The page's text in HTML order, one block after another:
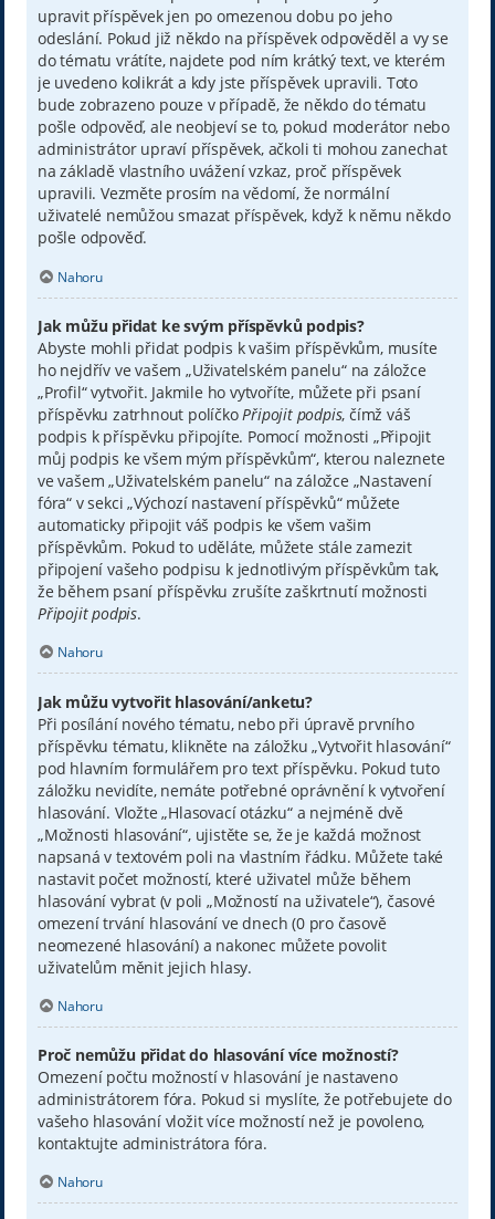
upravit příspěvek jen po omezenou dobu po jeho
odeslání. Pokud již někdo na příspěvek odpověděl a vy se
do tématu vrátíte, najdete pod ním krátký text, ve kterém
je uvedeno kolikrát a kdy jste příspěvek upravili. Toto
bude zobrazeno pouze v případě, že někdo do tématu
pošle odpověď, ale neobjeví se to, pokud moderátor nebo
administrátor upraví příspěvek, ačkoli ti mohou zanechat
na základě vlastního uvážení vzkaz, proč příspěvek
upravili. Vezměte prosím na vědomí, že normální
uživatelé nemůžou smazat příspěvek, když k němu někdo
pošle odpověď.
Nahoru
Jak můžu přidat ke svým příspěvků podpis?
Abyste mohli přidat podpis k vašim příspěvkům, musíte
ho nejdřív ve vašem „Uživatelském panelu“ na záložce
„Profil“ vytvořit. Jakmile ho vytvoříte, můžete při psaní
příspěvku zatrhnout políčkoPřipojit podpis, čímž váš
podpis k příspěvku připojíte. Pomocí možnosti „Připojit
můj podpis ke všem mým příspěvkům“, kterou naleznete
ve vašem „Uživatelském panelu“ na záložce „Nastavení
fóra“ v sekci „Výchozí nastavení příspěvků“ můžete
automaticky připojit váš podpis ke všem vašim
příspěvkům. Pokud to uděláte, můžete stále zamezit
připojení vašeho podpisu k jednotlivým příspěvkům tak,
že během psaní příspěvku zrušíte zaškrtnutí možnosti
Připojit podpis.
Nahoru
Jak můžu vytvořit hlasování/anketu?
Při posílání nového tématu, nebo při úpravě prvního
příspěvku tématu, klikněte na záložku „Vytvořit hlasování“
pod hlavním formulářem pro text příspěvku. Pokud tuto
záložku nevidíte, nemáte potřebné oprávnění k vytvoření
hlasování. Vložte „Hlasovací otázku“ a nejméně dvě
„Možnosti hlasování“, ujistěte se, že je každá možnost
napsaná v textovém poli na vlastním řádku. Můžete také
nastavit počet možností, které uživatel může během
hlasování vybrat (v poli „Možností na uživatele“), časové
omezení trvání hlasování ve dnech (0 pro časově
neomezené hlasování) a nakonec můžete povolit
uživatelům měnit jejich hlasy.
Nahoru
Proč nemůžu přidat do hlasování více možností?
Omezení počtu možností v hlasování je nastaveno
administrátorem fóra. Pokud si myslíte, že potřebujete do
vašeho hlasování vložit více možností než je povoleno,
kontaktujte administrátora fóra.
Nahoru